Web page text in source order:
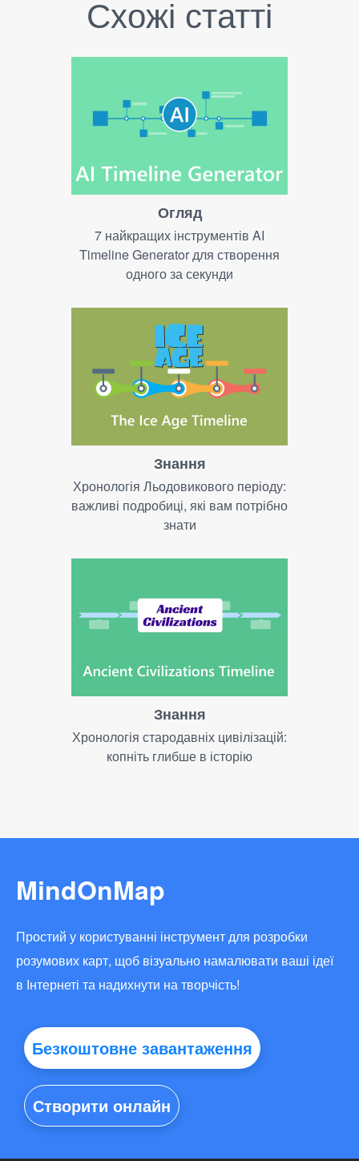
Схожі статті
Огляд
7 найкращих інструментів AI
Timeline Generator для створення
одного за секунди
Знання
Хронологія Льодовикового періоду:
важливі подробиці, які вам потрібно
знати
Знання
Хронологія стародавніх цивілізацій:
копніть глибше в історію
MindOnMap
Простий у користуванні інструмент для розробки
розумових карт, щоб візуально намалювати ваші ідеї
в Інтернеті та надихнути на творчість!
Безкоштовне завантаження
Створити онлайн